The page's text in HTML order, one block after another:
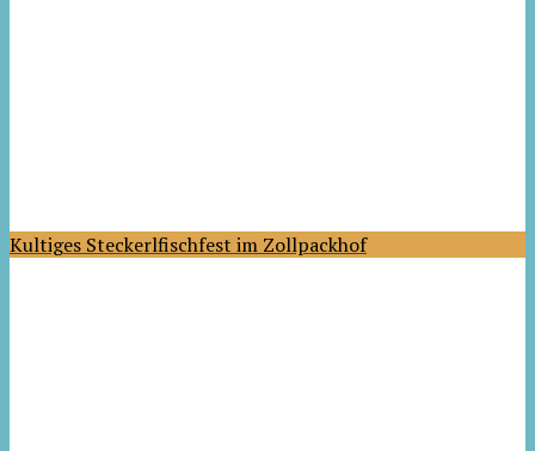
Kultiges Steckerlfischfest im Zollpackhof